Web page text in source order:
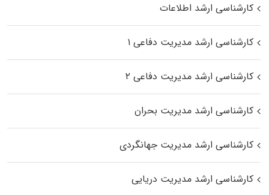
کارشناسی ارشد اطلاعات
کارشناسی ارشد مدیریت دفاعی ۱
کارشناسی ارشد مدیریت دفاعی ۲
کارشناسی ارشد مدیریت بحران
کارشناسی ارشد مدیریت جهانگردی
کارشناسی ارشد مدیریت دریایی